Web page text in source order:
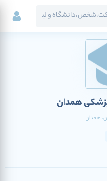
همدان
، همدان